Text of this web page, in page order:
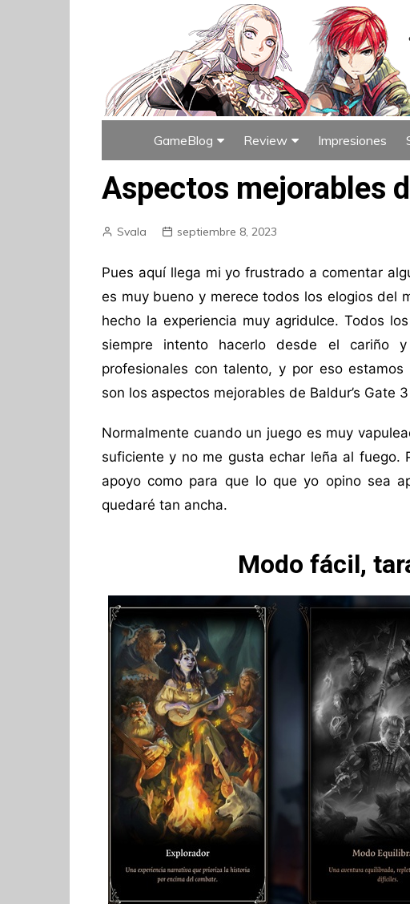
GameBlog
Índice de GameBlog
Review
Índice de Review
Impresiones
Aspectos mejorables
Svala septiembre 8, 2023
Pues aquí llega mi yo frustrado a comentar
es muy bueno y merece todos los elogios del
hecho la experiencia muy agridulce. Todos
siempre intento hacerlo desde el
profesionales con talento, y por eso
son los aspectos mejorables de Baldur’s Gate
Normalmente cuando un juego es muy
suficiente y no me gusta echar leña al fuego.
apoyo como para que lo que yo opino sea
quedaré tan ancha.
Modo fácil,